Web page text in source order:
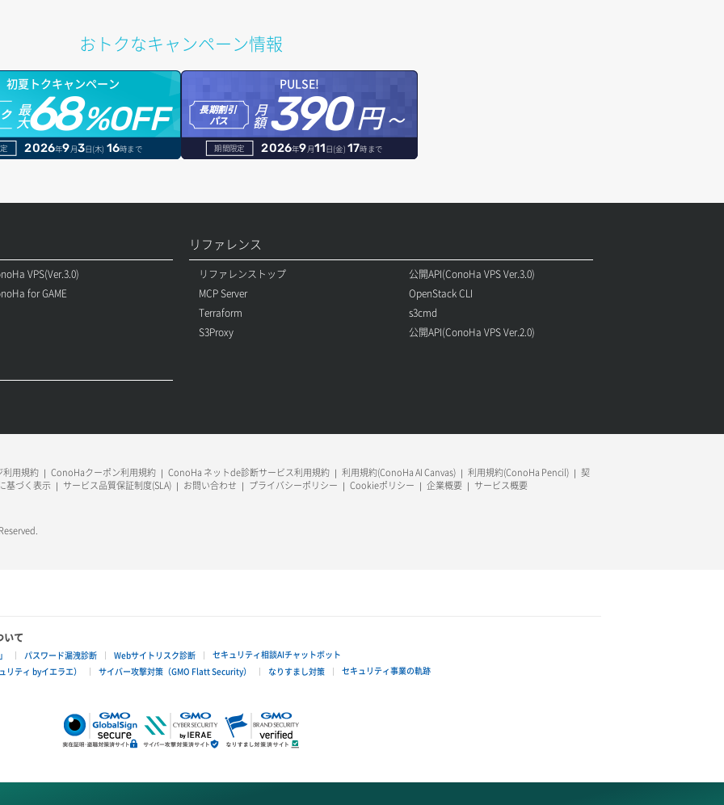
おトクなキャンペーン情報
初夏トクキャンペーン
最
大68%OFF
2026年9月3日(木) 16時まで
PULSE!
長期割引
パス
月
額390円～
期間限定 2026年9月11日(金) 17時まで
VPS(Ver.3.0)
for GAME
リファレンス
リファレンストップ
公開API(ConoHa VPS Ver.3.0)
MCP Server
OpenStack CLI
Terraform
s3cmd
S3Proxy
公開API(ConoHa VPS Ver.2.0)
用規約 ConoHaクーポン利用規約 ConoHa ネットde診断サービス利用規約 利用規約(ConoHa AI Canvas) 利用規約(ConoHa Pencil)
契
基づく表示 サービス品質保証制度(SLA) お問い合わせ プライバシーポリシー Cookieポリシー 企業概要 サービス概要
いて
パスワード漏洩診断 Webサイトリスク診断
セキュリティ相談AIチャットボット
ティ byイエラエ） サイバー攻撃対策（GMO Flatt Security） なりすまし対策 セキュリティ事業の軌跡